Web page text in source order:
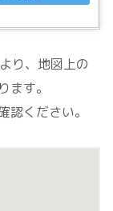
り、地図上の
す。
ください。